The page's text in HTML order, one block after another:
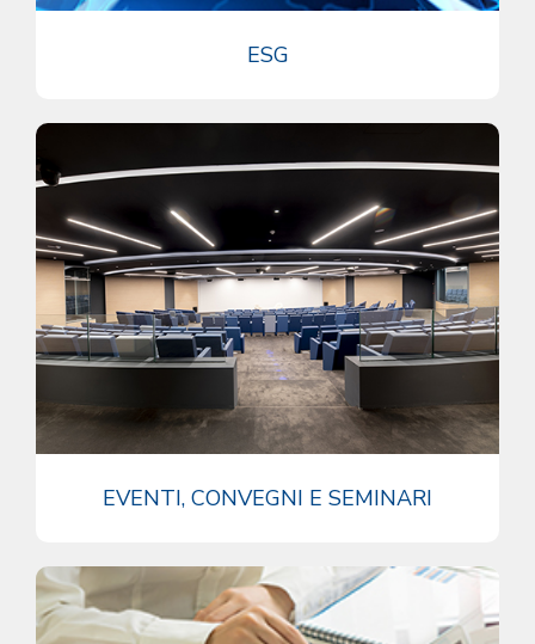
ESG
EVENTI, CONVEGNI E SEMINARI